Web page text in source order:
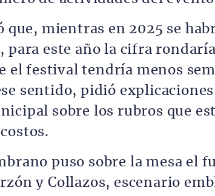
que, mientras en 2025 se
para este año la cifra
el festival tendría menos
sentido, pidió explicaciones
sobre los rubros que
puso sobre la mesa el
y Collazos, escenario